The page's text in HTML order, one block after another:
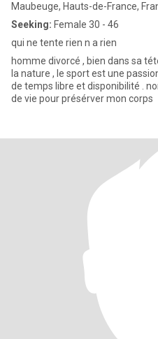
Maubeuge, Hauts-de-France,
Seeking: Female 30 - 46
qui ne tente rien n a rien
homme divorcé , bien dans sa
la nature , le sport est une
de temps libre et disponibilité .
de vie pour présérver mon corps